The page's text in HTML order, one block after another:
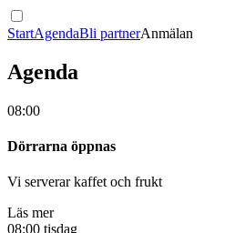
StartAgendaBli partnerAnmälan
Agenda
08:00
Dörrarna öppnas
Vi serverar kaffet och frukt
Läs mer
08:00 tisdag